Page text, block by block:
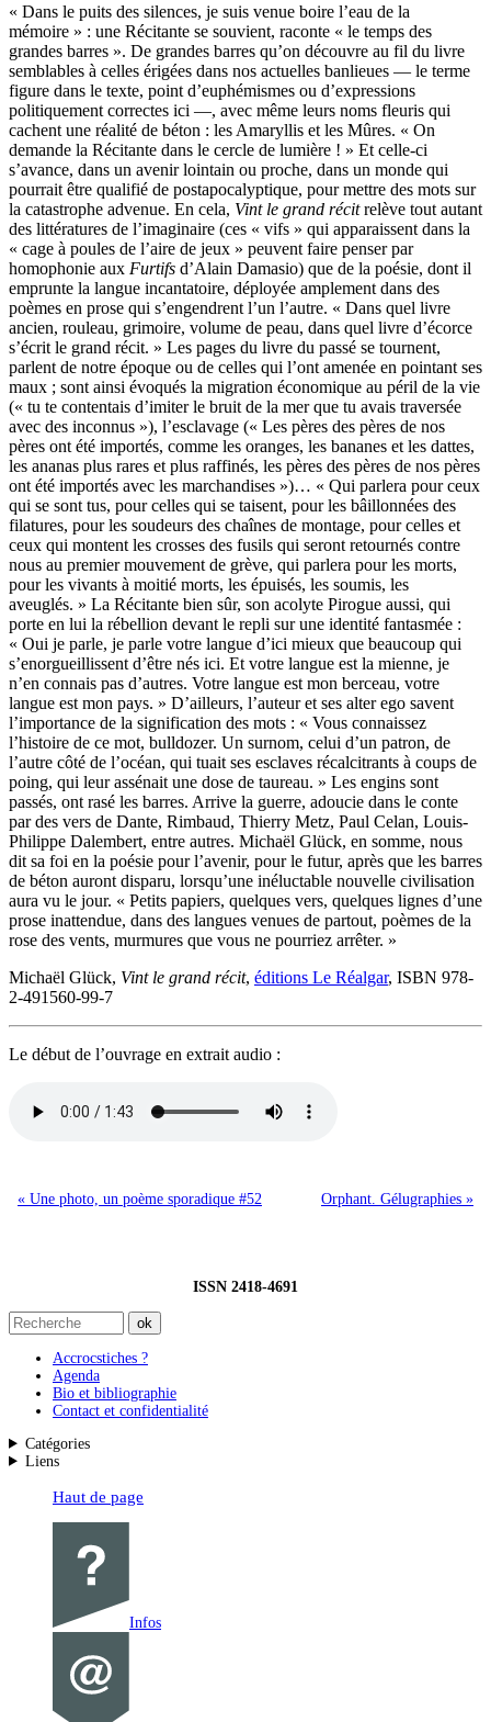
« Dans le puits des silences, je suis venue boire l’eau de la
mémoire » : une Récitante se souvient, raconte « le temps des
grandes barres ». De grandes barres qu’on découvre au fil du livre
semblables à celles érigées dans nos actuelles banlieues — le terme
figure dans le texte, point d’euphémismes ou d’expressions
politiquement correctes ici —, avec même leurs noms fleuris qui
cachent une réalité de béton : les Amaryllis et les Mûres. « On
demande la Récitante dans le cercle de lumière ! » Et celle-ci
s’avance, dans un avenir lointain ou proche, dans un monde qui
pourrait être qualifié de postapocalyptique, pour mettre des mots sur
la catastrophe advenue. En cela, Vint le grand récitrelève tout autant
des littératures de l’imaginaire (ces « vifs » qui apparaissent dans la
« cage à poules de l’aire de jeux » peuvent faire penser par
homophonie aux Furtifs d’Alain Damasio) que de la poésie, dont il
emprunte la langue incantatoire, déployée amplement dans des
poèmes en prose qui s’engendrent l’un l’autre. « Dans quel livre
ancien, rouleau, grimoire, volume de peau, dans quel livre d’écorce
s’écrit le grand récit. » Les pages du livre du passé se tournent,
parlent de notre époque ou de celles qui l’ont amenée en pointant ses
maux ; sont ainsi évoqués la migration économique au péril de la vie
(« tu te contentais d’imiter le bruit de la mer que tu avais traversée
avec des inconnus »), l’esclavage (« Les pères des pères de nos
pères ont été importés, comme les oranges, les bananes et les dattes,
les ananas plus rares et plus raffinés, les pères des pères de nos pères
ont été importés avec les marchandises »)… « Qui parlera pour ceux
qui se sont tus, pour celles qui se taisent, pour les bâillonnées des
filatures, pour les soudeurs des chaînes de montage, pour celles et
ceux qui montent les crosses des fusils qui seront retournés contre
nous au premier mouvement de grève, qui parlera pour les morts,
pour les vivants à moitié morts, les épuisés, les soumis, les
aveuglés. » La Récitante bien sûr, son acolyte Pirogue aussi, qui
porte en lui la rébellion devant le repli sur une identité fantasmée :
« Oui je parle, je parle votre langue d’ici mieux que beaucoup qui
s’enorgueillissent d’être nés ici. Et votre langue est la mienne, je
n’en connais pas d’autres. Votre langue est mon berceau, votre
langue est mon pays. » D’ailleurs, l’auteur et ses alter ego savent
l’importance de la signification des mots : « Vous connaissez
l’histoire de ce mot, bulldozer. Un surnom, celui d’un patron, de
l’autre côté de l’océan, qui tuait ses esclaves récalcitrants à coups de
poing, qui leur assénait une dose de taureau. » Les engins sont
passés, ont rasé les barres. Arrive la guerre, adoucie dans le conte
par des vers de Dante, Rimbaud, Thierry Metz, Paul Celan, Louis-
Philippe Dalembert, entre autres. Michaël Glück, en somme, nous
dit sa foi en la poésie pour l’avenir, pour le futur, après que les barres
de béton auront disparu, lorsqu’une inéluctable nouvelle civilisation
aura vu le jour. « Petits papiers, quelques vers, quelques lignes d’une
prose inattendue, dans des langues venues de partout, poèmes de la
rose des vents, murmures que vous ne pourriez arrêter. »
Michaël Glück, Vint le grand récit, éditions Le Réalgar, ISBN 978-
2-491560-99-7
Le début de l’ouvrage en extrait audio :
« Une photo, un poème sporadique #52 Orphant. Gélugraphies »
ISSN 2418-4691
Accrocstiches ?
Agenda
Bio et bibliographie
Contact et confidentialité
Catégories
Liens
Haut de page
Infos